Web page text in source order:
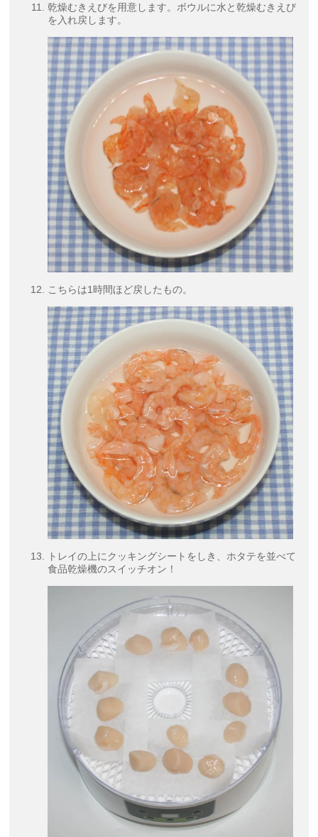
乾燥むきえびを用意します。ボウルに水と乾燥むきえび
を入れ戻します。
こちらは1時間ほど戻したもの。
トレイの上にクッキングシートをしき、ホタテを並べて
食品乾燥機のスイッチオン！